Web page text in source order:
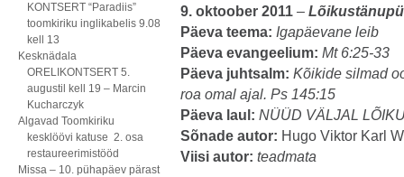
KONTSERT “Paradiis”
toomkiriku inglikabelis 9.08
kell 13
Kesknädala
ORELIKONTSERT 5.
augustil kell 19 – Marcin
Kucharczyk
Algavad Toomkiriku
kesklöövi katuse 2. osa
restaureerimistööd
Missa – 10. pühapäev pärast
9. oktoober 2011 –
Päeva teema: Igapäevane leib
Päeva evangeelium: Mt 6:25-33
Päeva juhtsalm: Kõikide silmad
roa omal ajal. Ps 145:15
Päeva laul: NÜÜD VÄLJAL
Sõnade autor: Hugo Viktor Karl
Viisi autor: teadmata